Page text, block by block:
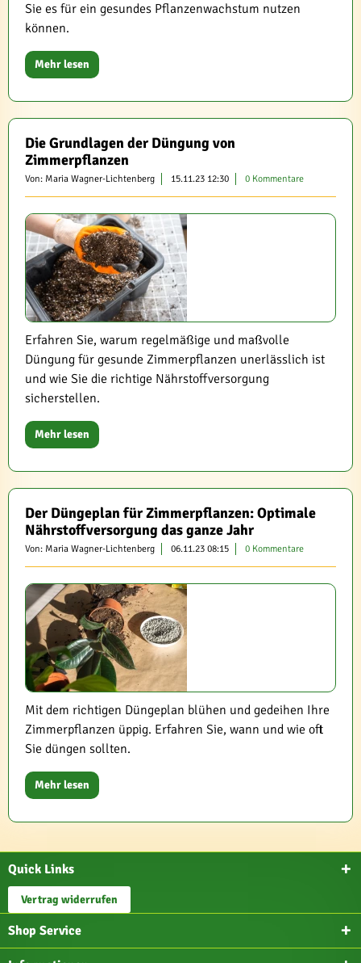
Sie es für ein gesundes Pflanzenwachstum nutzen
können.
Mehr lesen
Die Grundlagen der Düngung von
Zimmerpflanzen
Von: Maria Wagner-Lichtenberg 15.11.23 12:30 0 Kommentare
Erfahren Sie, warum regelmäßige und maßvolle
Düngung für gesunde Zimmerpflanzen unerlässlich ist
und wie Sie die richtige Nährstoffversorgung
sicherstellen.
Mehr lesen
Der Düngeplan für Zimmerpflanzen: Optimale
Nährstoffversorgung das ganze Jahr
Von: Maria Wagner-Lichtenberg 06.11.23 08:15 0 Kommentare
Mit dem richtigen Düngeplan blühen und gedeihen Ihre
Zimmerpflanzen üppig. Erfahren Sie, wann und wie oft
Sie düngen sollten.
Mehr lesen
Quick Links
Vertrag widerrufen
Shop Service